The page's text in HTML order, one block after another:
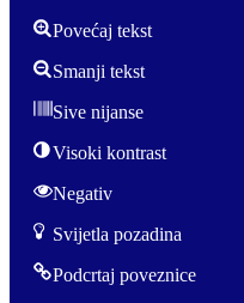
Povećaj tekst
Smanji tekst
Sive nijanse
Visoki kontrast
Negativ
Svijetla pozadina
Podcrtaj poveznice